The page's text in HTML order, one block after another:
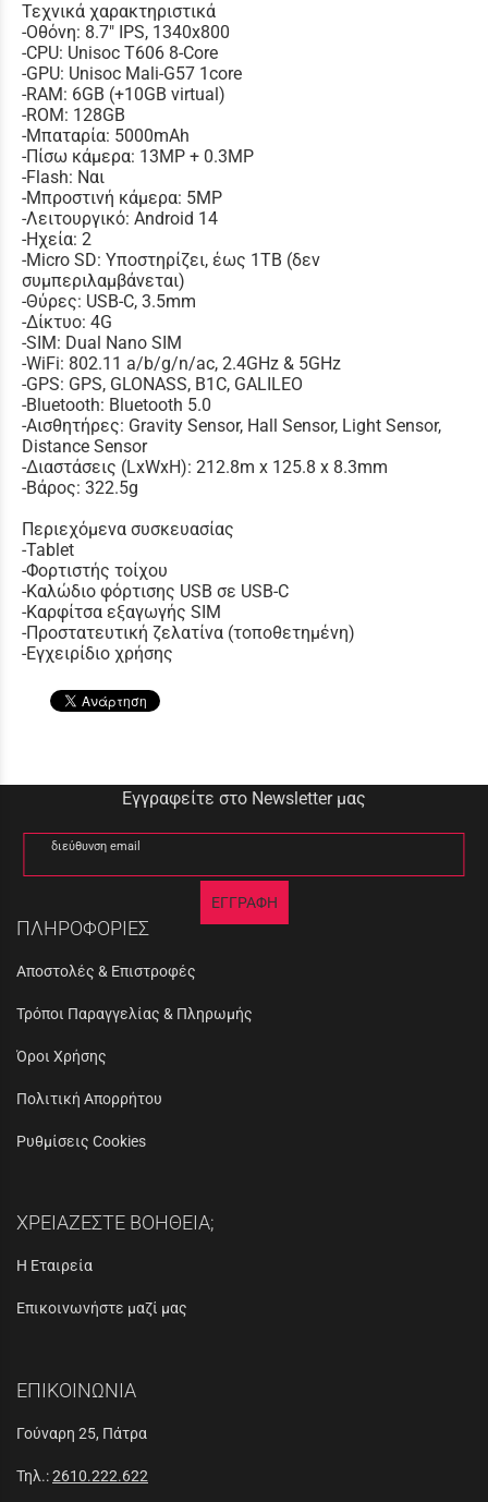
Τεχνικά χαρακτηριστικά
-Οθόνη: 8.7" IPS, 1340x800
-CPU: Unisoc T606 8-Core
-GPU: Unisoc Mali-G57 1core
-RAM: 6GB (+10GB virtual)
-ROM: 128GB
-Μπαταρία: 5000mAh
-Πίσω κάμερα: 13MP + 0.3MP
-Flash: Ναι
-Μπροστινή κάμερα: 5MP
-Λειτουργικό: Android 14
-Ηχεία: 2
-Micro SD: Υποστηρίζει, έως 1TB (δεν
συμπεριλαμβάνεται)
-Θύρες: USB-C, 3.5mm
-Δίκτυο: 4G
-SIM: Dual Nano SIM
-WiFi: 802.11 a/b/g/n/ac, 2.4GHz & 5GHz
-GPS: GPS, GLONASS, B1C, GALILEO
-Bluetooth: Bluetooth 5.0
-Αισθητήρες: Gravity Sensor, Hall Sensor, Light Sensor,
Distance Sensor
-Διαστάσεις (LxWxH): 212.8m x 125.8 x 8.3mm
-Βάρος: 322.5g
Περιεχόμενα συσκευασίας
-Tablet
-Φορτιστής τοίχου
-Καλώδιο φόρτισης USB σε USB-C
-Καρφίτσα εξαγωγής SIM
-Προστατευτική ζελατίνα (τοποθετημένη)
-Εγχειρίδιο χρήσης
Εγγραφείτε στο Newsletter μας
διεύθυνση email
ΕΓΓΡΑΦΗ
ΠΛΗΡΟΦΟΡΙΕΣ
Αποστολές & Επιστροφές
Τρόποι Παραγγελίας & Πληρωμής
Όροι Χρήσης
Πολιτική Απορρήτου
Ρυθμίσεις Cookies
ΧΡΕΙΑΖΕΣΤΕ ΒΟΗΘΕΙΑ;
Η Εταιρεία
Επικοινωνήστε μαζί μας
ΕΠΙΚΟΙΝΩΝΙΑ
Γούναρη 25, Πάτρα
Τηλ.:2610.222.622